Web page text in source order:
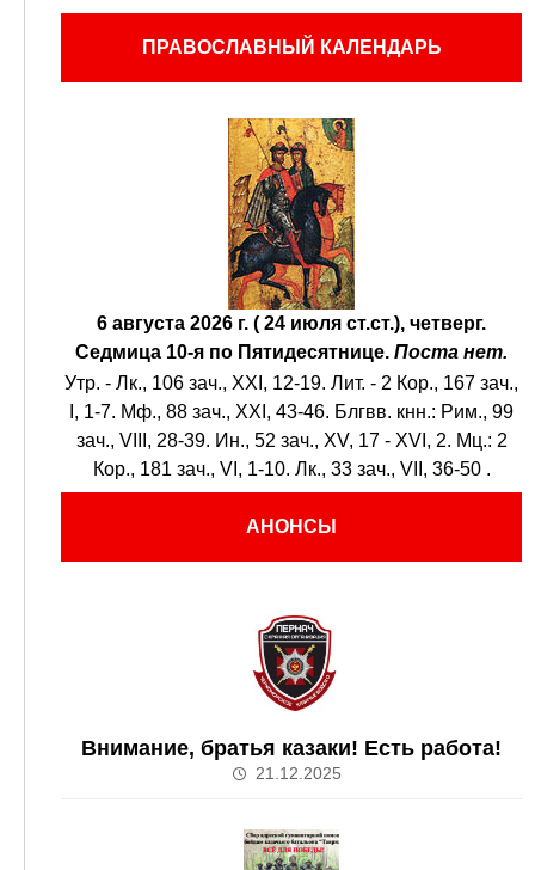
ПРАВОСЛАВНЫЙ КАЛЕНДАРЬ
6 августа 2026 г. ( 24 июля ст.ст.), четверг.
Седмица 10-я по Пятидесятнице. Поста нет.
Утр. - Лк., 106 зач., XXI, 12-19. Лит. - 2 Кор., 167 зач.,
I, 1-7. Мф., 88 зач., XXI, 43-46. Блгвв. кнн.: Рим., 99
зач., VIII, 28-39. Ин., 52 зач., XV, 17 - XVI, 2. Мц.: 2
Кор., 181 зач., VI, 1-10. Лк., 33 зач., VII, 36-50 .
АНОНСЫ
Внимание, братья казаки! Есть работа!
21.12.2025